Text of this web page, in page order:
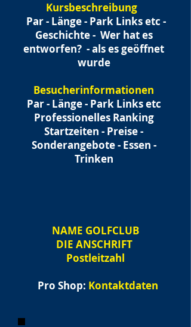
Kursbeschreibung
Par - Länge - Park Links etc -
Geschichte - Wer hat es
entworfen? - als es geöffnet
wurde
Besucherinformationen
Par - Länge - Park Links etc
Professionelles Ranking
Startzeiten - Preise -
Sonderangebote - Essen -
Trinken
NAME GOLFCLUB
DIE ANSCHRIFT
Postleitzahl
Pro Shop: Kontaktdaten